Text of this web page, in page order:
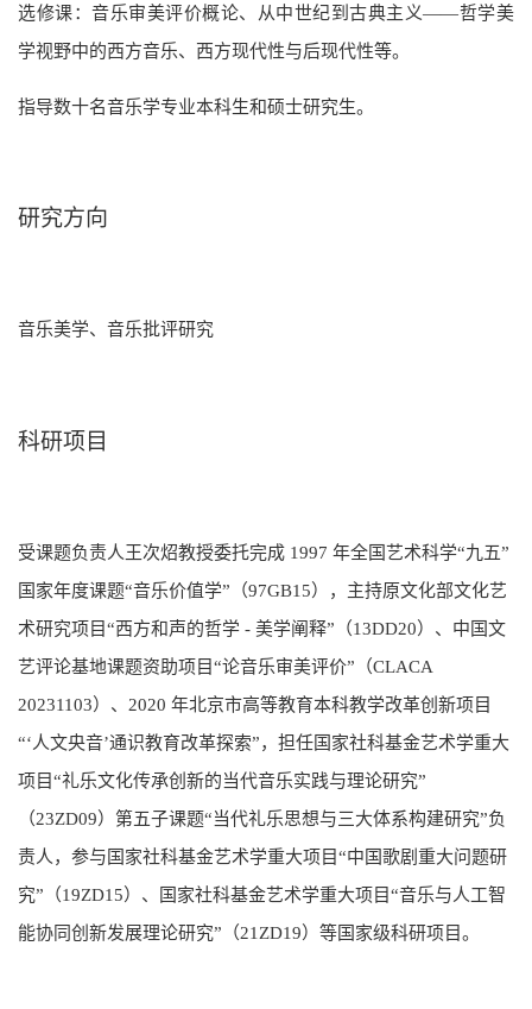
选修课：音乐审美评价概论、从中世纪到古典主义——哲学美
学视野中的西方音乐、西方现代性与后现代性等。
指导数十名音乐学专业本科生和硕士研究生。
研究方向
音乐美学、音乐批评研究
科研项目
受课题负责人王次炤教授委托完成 1997 年全国艺术科学“九五”
国家年度课题“音乐价值学”（97GB15），主持原文化部文化艺
术研究项目“西方和声的哲学 - 美学阐释”（13DD20）、中国文
艺评论基地课题资助项目“论音乐审美评价”（CLACA
20231103）、2020 年北京市高等教育本科教学改革创新项目
“‘人文央音’通识教育改革探索”，担任国家社科基金艺术学重大
项目“礼乐文化传承创新的当代音乐实践与理论研究”
（23ZD09）第五子课题“当代礼乐思想与三大体系构建研究”负
责人，参与国家社科基金艺术学重大项目“中国歌剧重大问题研
究”（19ZD15）、国家社科基金艺术学重大项目“音乐与人工智
能协同创新发展理论研究”（21ZD19）等国家级科研项目。